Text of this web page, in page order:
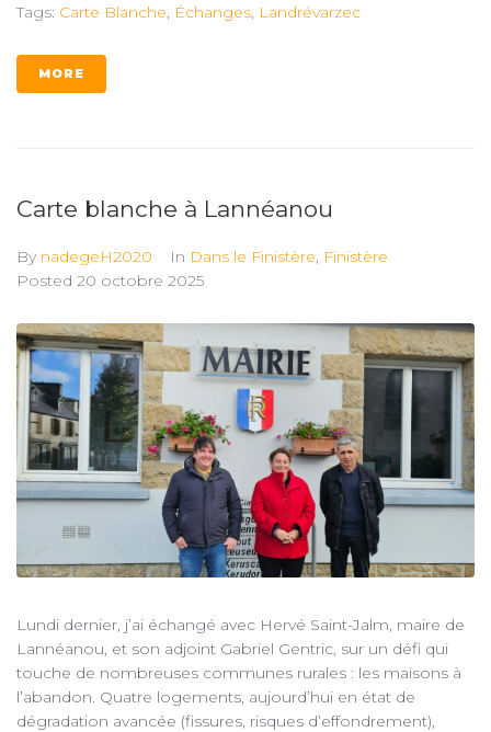
Tags: Carte Blanche Échanges Landrévarzec
MORE
Carte blanche à Lannéanou
By nadegeH2020 In Dans le Finistère Finistère
Posted 20 octobre 2025
Lundi dernier, j’ai échangé avec Hervé Saint-Jalm, maire de
Lannéanou, et son adjoint Gabriel Gentric, sur un défi qui
touche de nombreuses communes rurales : les maisons à
l’abandon. Quatre logements, aujourd’hui en état de
dégradation avancée (fissures, risques d’effondrement),